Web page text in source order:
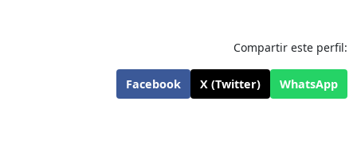
Compartir este perfil:
Facebook X (Twitter) WhatsApp